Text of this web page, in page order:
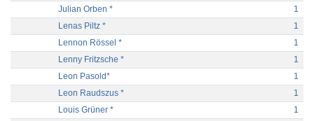
Julian Orben *
1
Lenas Piltz *
1
Lennon Rössel *
1
Lenny Fritzsche *
1
Leon Pasold*
1
Leon Raudszus *
1
Louis Grüner *
1